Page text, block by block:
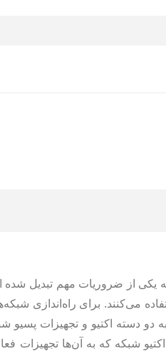
به یکی از ضروریات مهم تبدیل
می‌کنند. برای راه‌اندازی
دو دسته اکتیو و تجهیزات
شبکه که به آن‌ها تجهیزات